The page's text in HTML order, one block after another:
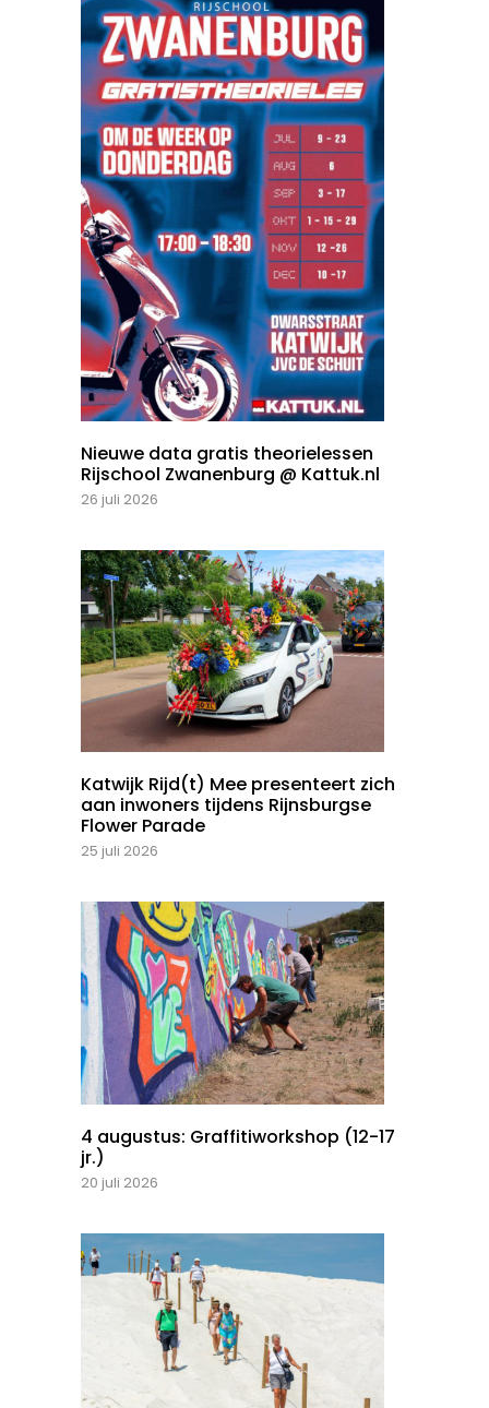
Nieuwe data gratis theorielessen
Rijschool Zwanenburg @ Kattuk.nl
26 juli 2026
Katwijk Rijd(t) Mee presenteert zich
aan inwoners tijdens Rijnsburgse
Flower Parade
25 juli 2026
4 augustus: Graffitiworkshop (12-17
jr.)
20 juli 2026